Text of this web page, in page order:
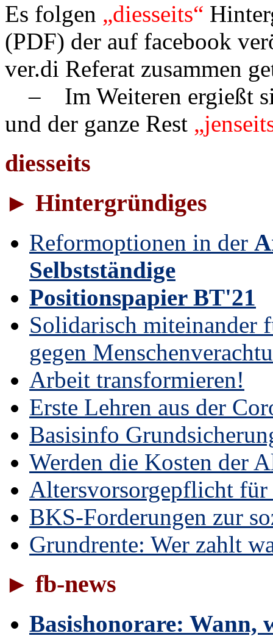
Es folgen „dies­seits“
(PDF) der auf face­book
ver.di Referat zusammen
– Im Weiteren ergießt
und der ganze Rest
diesseits
► Hintergründiges
Reformoptionen in der
Selbstständige
Positionspapier BT'21
Solidarisch miteinander
gegen
Arbeit transformieren!
Erste Lehren aus der
Basisinfo
Werden die Kosten der
Altersvorsorgepflicht für
BKS-Forderungen zur
Grundrente: Wer zahlt
► fb-news
Basishonorare: Wann,